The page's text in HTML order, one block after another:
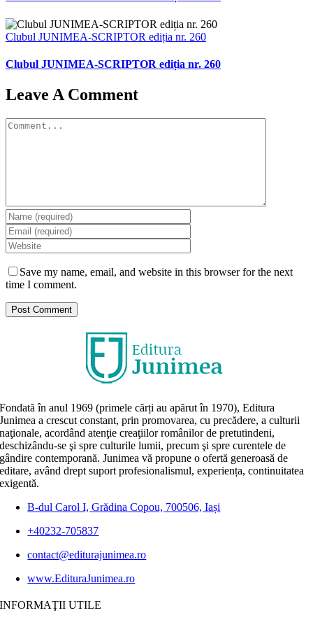
Clubul JUNIMEA-SCRIPTOR ediția nr. 260
Clubul JUNIMEA-SCRIPTOR ediția nr. 260
Leave A Comment
Comment
Save my name, email, and website in this browser for the next
time I comment.
Fondată în anul 1969 (primele cărți au apărut în 1970), Editura
Junimea a crescut constant, prin promovarea, cu precădere, a culturii
naţionale, acordând atenţie creaţiilor românilor de pretutindeni,
deschizându-se şi spre culturile lumii, precum şi spre curentele de
gândire contemporană. Junimea vă propune o ofertă generoasă de
editare, având drept suport profesionalismul, experiența, continuitatea
exigentă.
B-dul Carol I, Grădina Copou, 700506, Iași
+40232-705837
contact@editurajunimea.ro
www.EdituraJunimea.ro
INFORMAŢII UTILE